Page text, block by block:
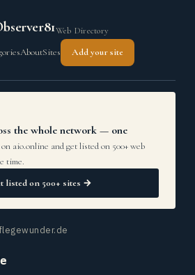
Web Directory
AboutSites Add your site
the whole network — one
aio.online and get listed on 500+ web
time.
listed on 500+ sites →